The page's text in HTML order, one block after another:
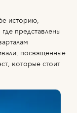
историю,
представлены
посвященные
которые стоит